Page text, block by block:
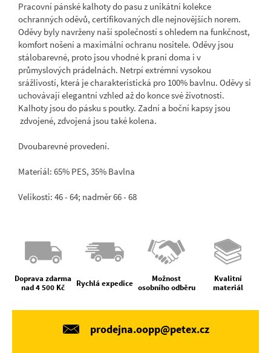
Pracovní pánské kalhoty do pasu z unikátní kolekce
ochranných oděvů, certifikovaných dle nejnovějších norem.
Oděvy byly navrženy naší společností s ohledem na funkčnost,
komfort nošení a maximální ochranu nositele. Oděvy jsou
stálobarevné, proto jsou vhodné k praní doma i v
průmyslových prádelnách. Netrpí extrémní vysokou
srážlivostí, která je charakteristická pro 100% bavlnu. Oděvy si
uchovávají elegantní vzhled až do konce své životnosti.
Kalhoty jsou do pásku s poutky. Zadní a boční kapsy jsou
zdvojené, zdvojená jsou také kolena.
Dvoubarevné provedení.
Materiál: 65% PES, 35% Bavlna
Velikosti: 46 - 64; nadměr 66 - 68
Doprava zdarma
nad 4 500 Kč
Rychlá expedice
Možnost
osobního odběru
Kvalitní
materiál
prodejna.oopp@petex.cz